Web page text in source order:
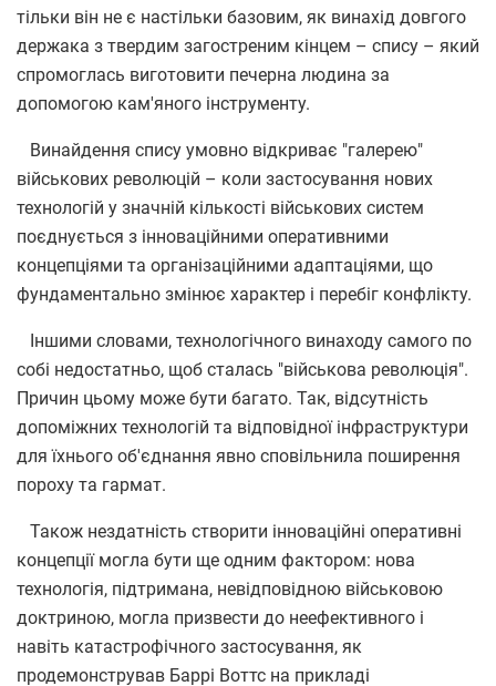
тільки він не є настільки базовим, як винахід довгого
держака з твердим загостреним кінцем – спису – який
спромоглась виготовити печерна людина за
допомогою кам'яного інструменту.
Винайдення спису умовно відкриває "галерею"
військових революцій – коли застосування нових
технологій у значній кількості військових систем
поєднується з інноваційними оперативними
концепціями та організаційними адаптаціями, що
фундаментально змінює характер і перебіг конфлікту.
Іншими словами, технологічного винаходу самого по
собі недостатньо, щоб сталась "військова революція".
Причин цьому може бути багато. Так, відсутність
допоміжних технологій та відповідної інфраструктури
для їхнього об'єднання явно сповільнила поширення
пороху та гармат.
Також нездатність створити інноваційні оперативні
концепції могла бути ще одним фактором: нова
технологія, підтримана, невідповідною військовою
доктриною, могла призвести до неефективного і
навіть катастрофічного застосування, як
продемонстрував Баррі Воттс на прикладі